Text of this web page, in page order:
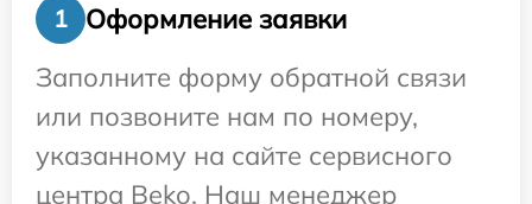
1
Оформление заявки
Заполните форму обратной связи
или позвоните нам по номеру,
указанному на сайте сервисного
центра Beko. Наш менеджер